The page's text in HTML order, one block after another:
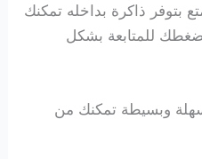
بتوفر ذاكرة بداخله تمكنك
3 قياسات لضغطك للمتابعة بشكل
وبسيطة تمكنك من